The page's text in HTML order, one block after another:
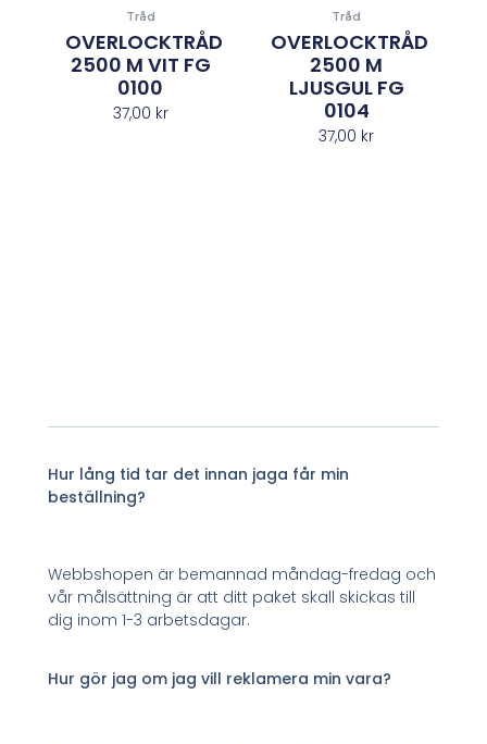
Tråd
OVERLOCKTRÅD
2500 M VIT FG
0100
37,00 kr
Tråd
OVERLOCKTRÅD
2500 M
LJUSGUL FG
0104
37,00 kr
Hur lång tid tar det innan jaga får min
beställning?
Webbshopen är bemannad måndag-fredag och
vår målsättning är att ditt paket skall skickas till
dig inom 1-3 arbetsdagar.
Hur gör jag om jag vill reklamera min vara?